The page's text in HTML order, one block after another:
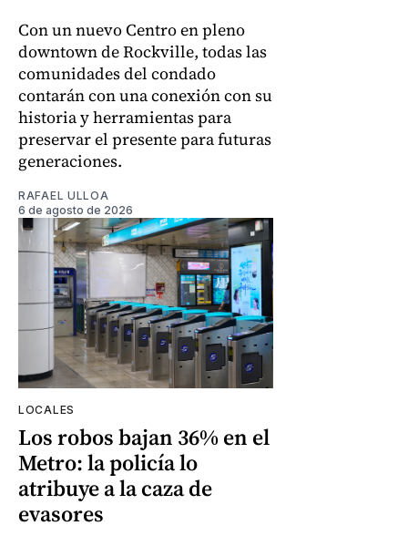
Con un nuevo Centro en pleno
downtown de Rockville, todas las
comunidades del condado
contarán con una conexión con su
historia y herramientas para
preservar el presente para futuras
generaciones.
RAFAEL ULLOA
6 de agosto de 2026
LOCALES
Los robos bajan 36% en el
Metro: la policía lo
atribuye a la caza de
evasores